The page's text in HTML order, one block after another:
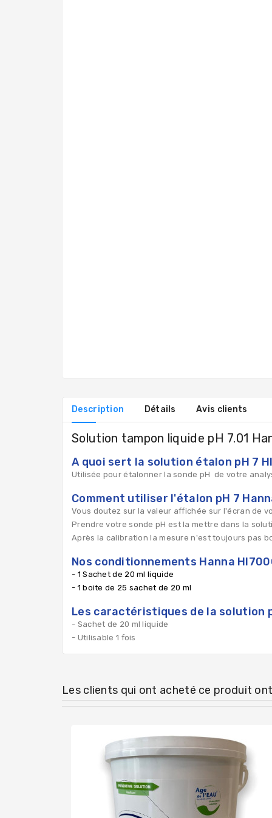
Description Détails Avis clients
Solution tampon liquide pH 7.01
A quoi sert la solution étalon pH 7
Utilisée pour étalonner la sonde pH de votre
Comment utiliser l'étalon pH 7
Vous doutez sur la valeur affichée sur l'écran de
Prendre votre sonde pH est la mettre dans la
Après la calibration la mesure n'est toujours pas
Nos conditionnements Hanna
- 1 Sachet de 20 ml liquide
- 1 boite de 25 sachet de 20 ml
Les caractéristiques de la solution
- Sachet de 20 ml liquide
- Utilisable 1 fois
Les clients qui ont acheté ce produit